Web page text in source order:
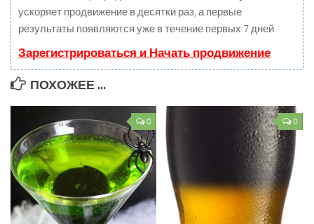
ускоряет продвижение в десятки раз, а первые
результаты появляются уже в течение первых 7 дней.
Зарегистрироваться и Начать продвижение
ПОХОЖЕЕ ...
0 0